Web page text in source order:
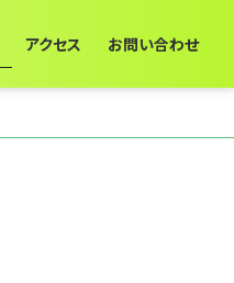
アクセス お問い合わせ